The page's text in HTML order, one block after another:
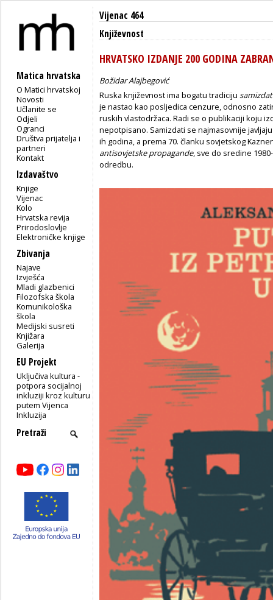
Matica hrvatska
O Matici hrvatskoj
Novosti
Učlanite se
Odjeli
Ogranci
Društva prijatelja i
partneri
Kontakt
Izdavaštvo
Knjige
Vijenac
Kolo
Hrvatska revija
Prirodoslovlje
Elektroničke knjige
Zbivanja
Najave
Izvješća
Mladi glazbenici
Filozofska škola
Komunikološka
škola
Medijski susreti
Knjižara
Galerija
EU Projekt
Uključiva kultura -
potpora socijalnoj
inkluziji kroz kulturu
putem Vijenca
Inkluzija
Vijenac 464
Književnost
HRVATSKO IZDANJE 200 GODINA
Božidar Alajbegović
Ruska književnost ima bogatu tradiciju
je nastao kao posljedica cenzure, odnosno
ruskih vlastodržaca. Radi se o publikaciji koju
nepotpisano. Samizdati se najmasovnije
ih godina, a prema 70. članku sovjetskog
antisovjetske propagande, sve do sredine
odredbu.